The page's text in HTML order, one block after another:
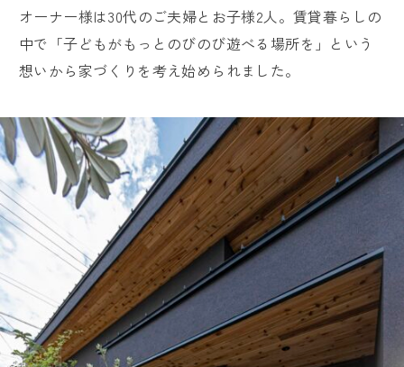
会社案内
ARRCHの歴史
建築家紹介
トップページ
オーナー様専用ページ
採用情報
オーナー様は30代のご夫婦とお子様2人。賃貸暮らしの
中で「子どもがもっとのびのび遊べる場所を」という
想いから家づくりを考え始められました。